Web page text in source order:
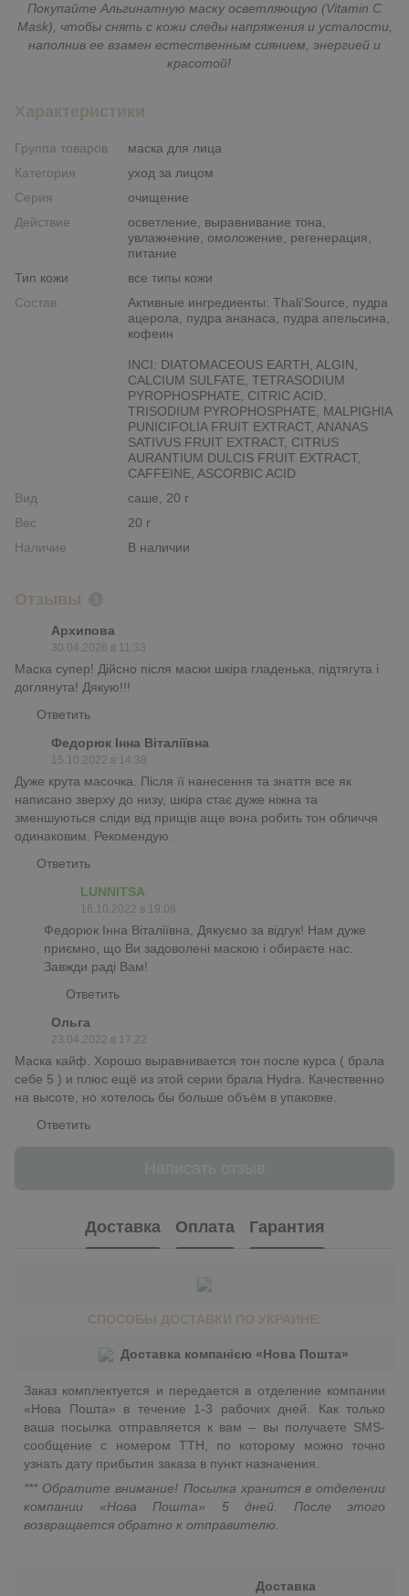
Покупайте Альгинатную маску осветляющую (Vitamin C
Mask), чтобы снять с кожи следы напряжения и усталости,
наполнив ее взамен естественным сиянием, энергией и
красотой!
Характеристики
Группа товаров
маска для лица
Категория
уход за лицом
Серия
очищение
Действие
осветление, выравнивание тона,
увлажнение, омоложение, регенерация,
питание
Тип кожи
все типы кожи
Состав
Активные ингредиенты: Thali'Source, пудра
ацерола, пудра ананаса, пудра апельсина,
кофеин
INCI: DIATOMACEOUS EARTH, ALGIN,
CALCIUM SULFATE, TETRASODIUM
PYROPHOSPHATE, CITRIC ACID,
TRISODIUM PYROPHOSPHATE, MALPIGHIA
PUNICIFOLIA FRUIT EXTRACT, ANANAS
SATIVUS FRUIT EXTRACT, CITRUS
AURANTIUM DULCIS FRUIT EXTRACT,
CAFFEINE, ASCORBIC ACID
Вид
саше, 20 г
Вес
20 г
Наличие
В наличии
Отзывы
Архипова
30.04.2026 в 11:33
Маска супер! Дійсно після маски шкіра гладенька, підтягута і
доглянута! Дякую!!!
Ответить
Федорюк Інна Віталіївна
15.10.2022 в 14:38
Дуже крута масочка. Після її нанесення та знаття все як
написано зверху до низу, шкіра стає дуже ніжна та
зменшуються сліди від прищів аще вона робить тон обличчя
одинаковим. Рекомендую.
Ответить
LUNNITSA
16.10.2022 в 19:08
Федорюк Інна Віталіївна, Дякуємо за відгук! Нам дуже
приємно, що Ви задоволені маскою і обираєте нас.
Завжди раді Вам!
Ответить
Ольга
23.04.2022 в 17:22
Маска кайф. Хорошо выравнивается тон после курса ( брала
себе 5 ) и плюс ещё из этой серии брала Hydra. Качественно
на высоте, но хотелось бы больше объём в упаковке.
Ответить
Доставка Оплата Гарантия
СПОСОБЫ ДОСТАВКИ ПО УКРАИНЕ:
Доставка компанією «Нова Пошта»
Заказ комплектуется и передается в отделение компании
«Нова Пошта» в течение 1-3 рабочих дней. Как только
ваша посылка отправляется к вам – вы получаете SMS-
сообщение с номером ТТН, по которому можно точно
узнать дату прибытия заказа в пункт назначения.
*** Обратите внимание! Посылка хранится в отделении
компании «Нова Пошта» 5 дней. После этого
возвращается обратно к отправителю.
Доставка